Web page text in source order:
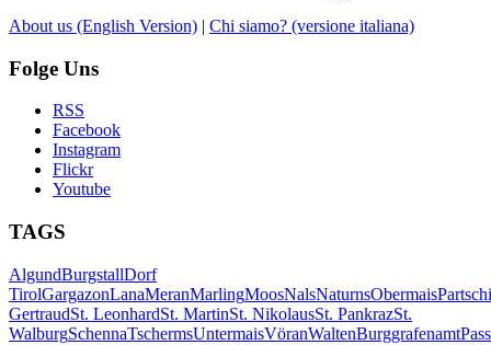
About us (English Version) | Chi siamo? (versione italiana)
Folge Uns
RSS
Facebook
Instagram
Flickr
Youtube
TAGS
AlgundBurgstallDorf
TirolGargazonLanaMeranMarlingMoosNalsNaturnsObermais
GertraudSt. LeonhardSt. MartinSt. NikolausSt. PankrazSt.
WalburgSchennaTschermsUntermaisVöranWaltenBurggrafenamt